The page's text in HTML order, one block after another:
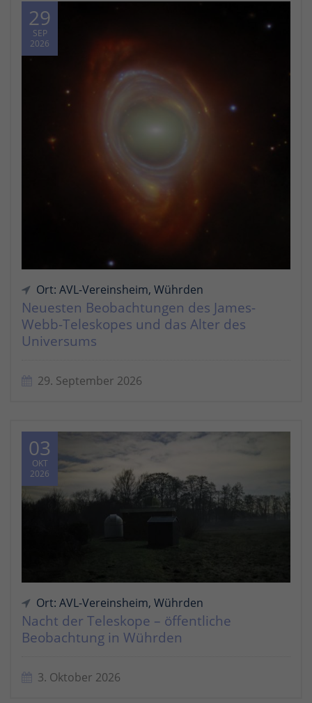
29
SEP
2026
Ort: AVL-Vereinsheim, Wührden
Neuesten Beobachtungen des James-
Webb-Teleskopes und das Alter des
Universums
29. September 2026
03
OKT
2026
Ort: AVL-Vereinsheim, Wührden
Nacht der Teleskope – öffentliche
Beobachtung in Wührden
3. Oktober 2026